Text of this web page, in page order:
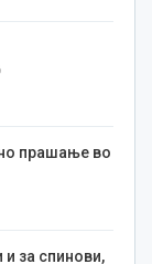
прашање во
за спинови,